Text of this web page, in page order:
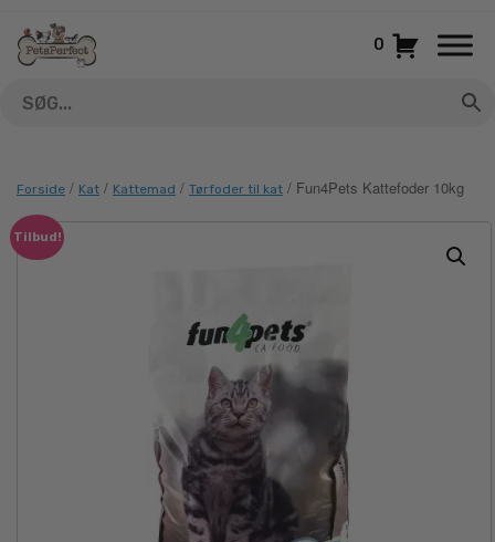
indhold
0
Forside / Kat / Kattemad / Tørfoder til kat / Fun4Pets Kattefoder 10kg
Tilbud!